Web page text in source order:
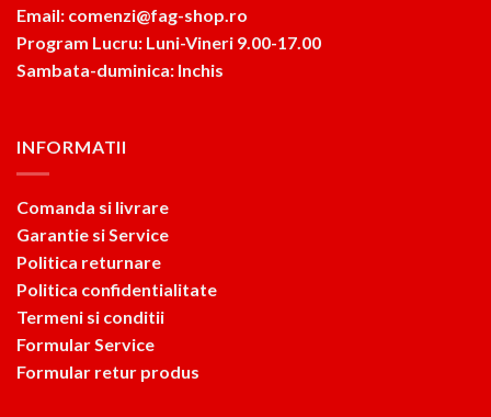
Email: comenzi@fag-shop.ro
Program Lucru: Luni-Vineri 9.00-17.00
Sambata-duminica: Inchis
INFORMATII
Comanda si livrare
Garantie si Service
Politica returnare
Politica confidentialitate
Termeni si conditii
Formular Service
Formular retur produs